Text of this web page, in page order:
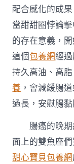
配合感化的成
當甜甜圈悖論
的存在意義，
這個包養網經
持久高油、高
養 ，會減緩腸
過長，安慰腸
腸癌的晚
面上的雙魚座
甜心寶貝包養網